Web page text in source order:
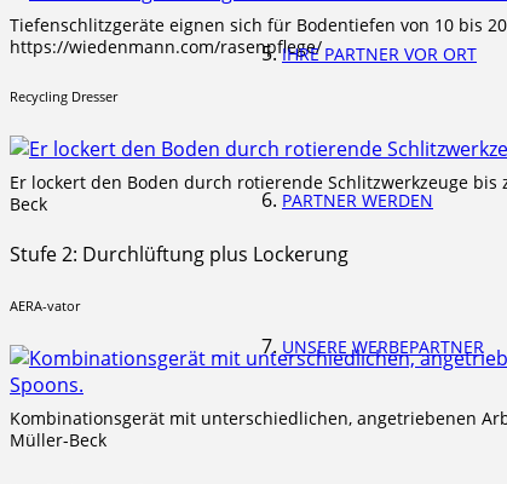
IHRE PARTNER VOR ORT
PARTNER WERDEN
UNSERE WERBEPARTNER
Tiefenschlitzgeräte eignen sich für Bodentiefen von 10 bis
https://wiedenmann.com/rasenpflege/
Recycling Dresser
Er lockert den Boden durch rotierende Schlitzwerkzeuge
Beck
Stufe 2: Durchlüftung plus Lockerung
AERA-vator
Kombinationsgerät mit unterschiedlichen, angetriebenen
Müller-Beck